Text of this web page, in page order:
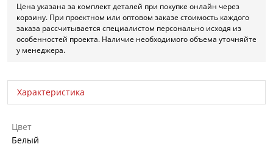
Цена указана за комплект деталей при покупке онлайн через
корзину. При проектном или оптовом заказе стоимость каждого
заказа рассчитывается специалистом персонально исходя из
особенностей проекта. Наличие необходимого объема уточняйте
у менеджера.
Характеристика
Цвет
Белый